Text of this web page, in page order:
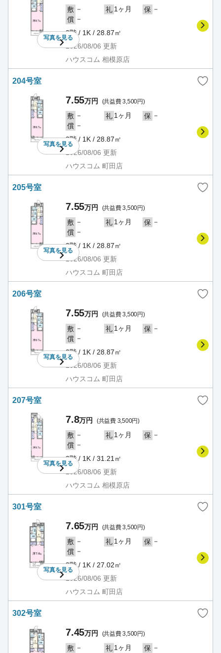
写真を見る
敷 － 礼 1ヶ月 保 －
償 －
2階 / 1K / 28.87㎡
2026/08/06 更新
ハウスコム 相模原店
204号室
写真を見る
7.55万円 (共益費 3,500円)
敷 － 礼 1ヶ月 保 －
償 －
2階 / 1K / 28.87㎡
2026/08/06 更新
ハウスコム 町田店
205号室
写真を見る
7.55万円 (共益費 3,500円)
敷 － 礼 1ヶ月 保 －
償 －
2階 / 1K / 28.87㎡
2026/08/06 更新
ハウスコム 町田店
206号室
写真を見る
7.55万円 (共益費 3,500円)
敷 － 礼 1ヶ月 保 －
償 －
2階 / 1K / 28.87㎡
2026/08/06 更新
ハウスコム 町田店
207号室
写真を見る
7.8万円 (共益費 3,500円)
敷 － 礼 1ヶ月 保 －
償 －
2階 / 1K / 31.21㎡
2026/08/06 更新
ハウスコム 相模原店
301号室
写真を見る
7.65万円 (共益費 3,500円)
敷 － 礼 1ヶ月 保 －
償 －
3階 / 1K / 27.02㎡
2026/08/06 更新
ハウスコム 町田店
302号室
7.45万円 (共益費 3,500円)
敷 － 礼 1ヶ月 保 －